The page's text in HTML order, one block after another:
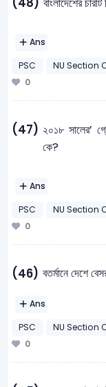
(48) বাংলাদেশের
Ans
PSC
NU Section
0
(47) ২০১৮ সালের’
কে?
Ans
PSC
NU Section
0
(46) বতর্মানে দেশে
Ans
PSC
NU Section
0